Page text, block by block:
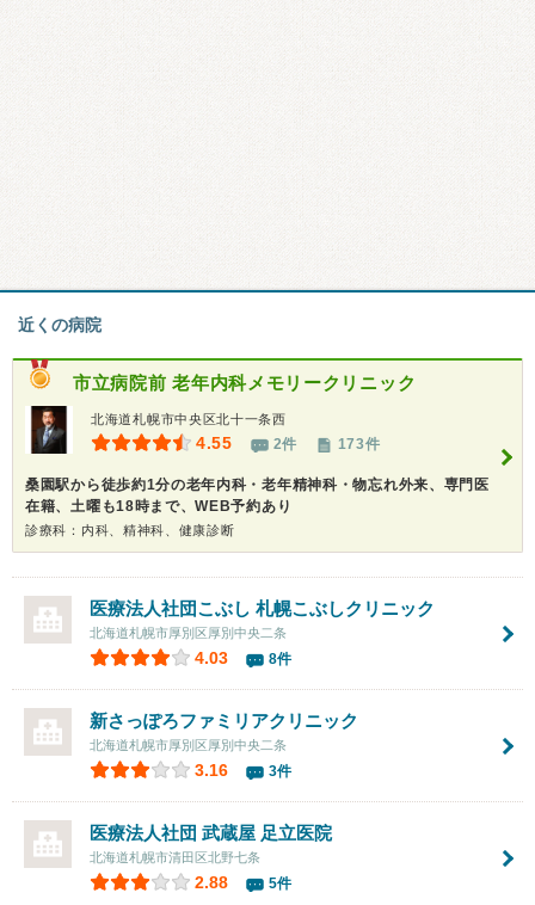
近くの病院
市立病院前 老年内科メモリークリニック
北海道札幌市中央区北十一条西
4.55 2件 173件
桑園駅から徒歩約1分の老年内科・老年精神科・物忘れ外来、専門医
在籍、土曜も18時まで、WEB予約あり
診療科：内科、精神科、健康診断
医療法人社団こぶし 札幌こぶしクリニック
北海道札幌市厚別区厚別中央二条
4.03 8件
新さっぽろファミリアクリニック
北海道札幌市厚別区厚別中央二条
3.16 3件
医療法人社団 武蔵屋 足立医院
北海道札幌市清田区北野七条
2.88 5件